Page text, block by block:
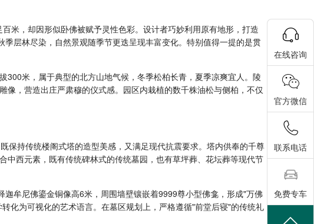
米，却因形似卧佛被赋予灵性色彩。设计者巧妙利用原有地形，打造
层林尽染，自然景观随季节更迭呈现丰富变化。特别值得一提的是贯
米，属于典型的北方山地气候，冬季松柏长青，夏季凉爽宜人。陵
，营造出庄严肃穆的仪式感。园区内栽植的数千株油松与侧柏，不仅
保持传统楼阁式塔的造型美感，又满足现代抗震要求。塔内供奉的千尊
西元素，既有传统碑林式的传统墓园，也有草坪葬、花坛葬等现代节
牟尼佛鎏金铜像高6米，周围墙壁镶嵌着9999尊小型佛龛，形成"万佛
化为可视化的艺术语言。在墓区规划上，严格遵循"前堂后寝"的传统礼
在线咨询
官方微信
联系电话
免费专车